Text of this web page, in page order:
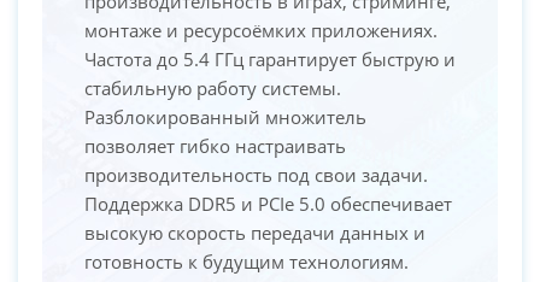
монтаже и ресурсоёмких приложениях.
Частота до 5.4 ГГц гарантирует быструю и
стабильную работу системы.
Разблокированный множитель
позволяет гибко настраивать
производительность под свои задачи.
Поддержка DDR5 и PCIe 5.0 обеспечивает
высокую скорость передачи данных и
готовность к будущим технологиям.